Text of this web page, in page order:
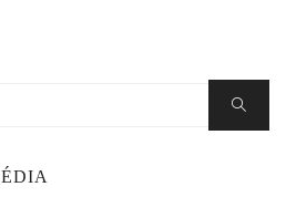
Chercher